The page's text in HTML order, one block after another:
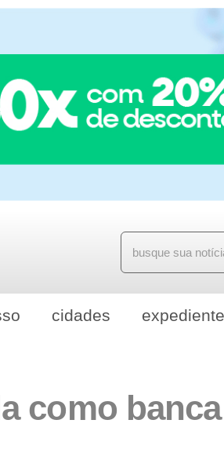
cidades expediente
como